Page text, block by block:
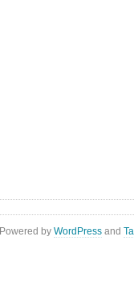
Powered by WordPress and